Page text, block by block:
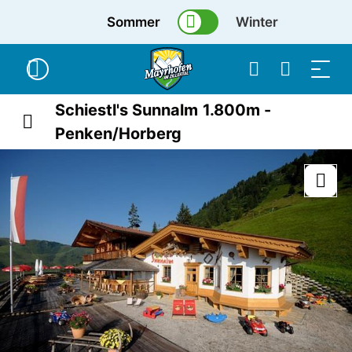
Sommer Winter
Schiestl's Sunnalm 1.800m -
Penken/Horberg